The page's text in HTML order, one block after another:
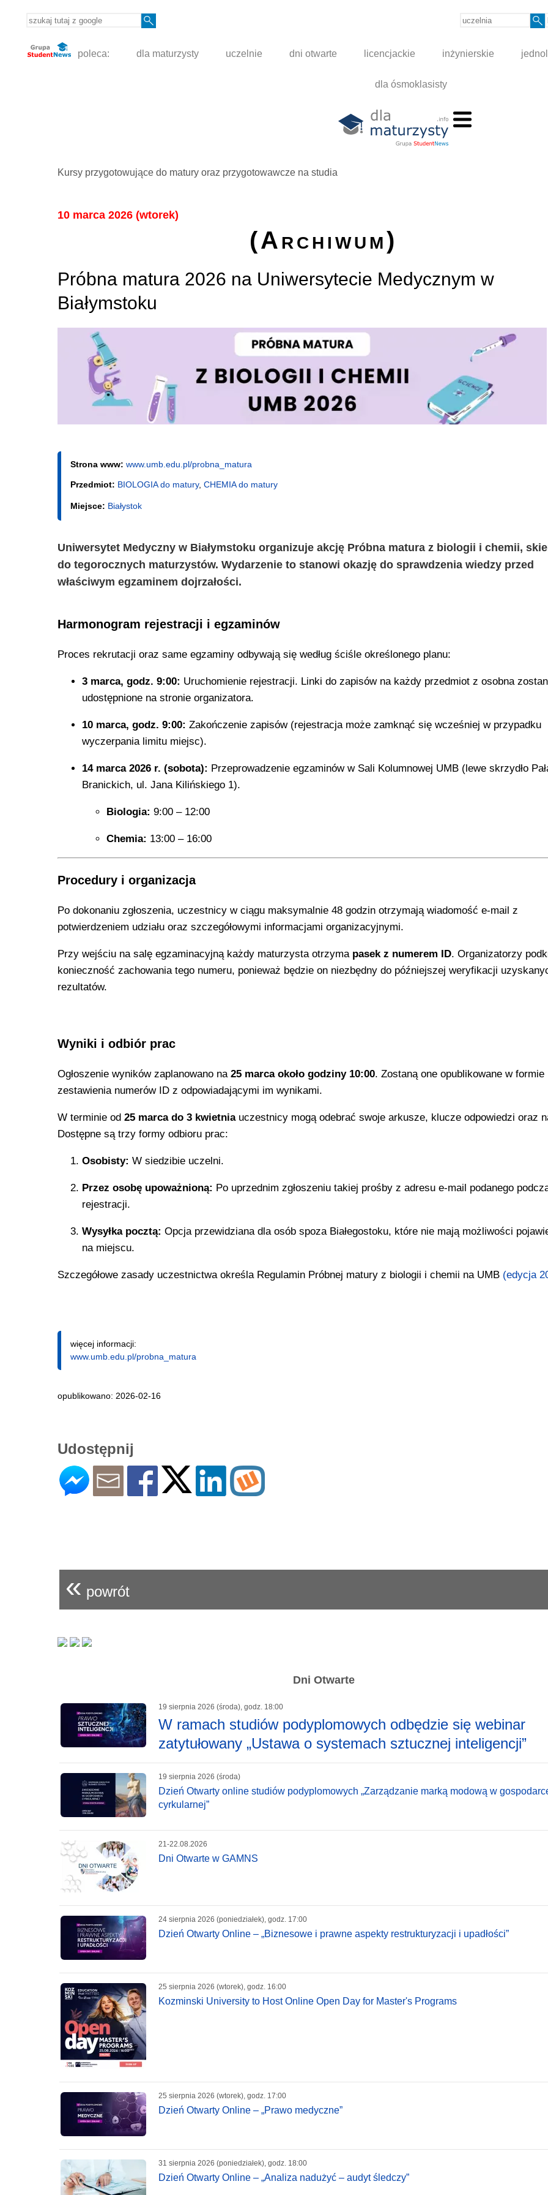
poleca: dla maturzysty uczelnie dni otwarte licencjackie inżynierskie
dla ósmoklasisty
Kursy przygotowujące do matury oraz przygotowawcze na studia
10 marca 2026 (wtorek)
(Archiwum)
Próbna matura 2026 na Uniwersytecie Medycznym w
Białymstoku
Strona www: www.umb.edu.pl/probna_matura
Przedmiot: BIOLOGIA do matury, CHEMIA do matury
Miejsce: Białystok
Uniwersytet Medyczny w Białymstoku organizuje akcję Próbna matura z biologii i chemii,
do tegorocznych maturzystów. Wydarzenie to stanowi okazję do sprawdzenia wiedzy przed
właściwym egzaminem dojrzałości.
Harmonogram rejestracji i egzaminów
Proces rekrutacji oraz same egzaminy odbywają się według ściśle określonego planu:
3 marca, godz. 9:00: Uruchomienie rejestracji. Linki do zapisów na każdy przedmiot z osobna
udostępnione na stronie organizatora.
10 marca, godz. 9:00: Zakończenie zapisów (rejestracja może zamknąć się wcześniej w przypadku
wyczerpania limitu miejsc).
14 marca 2026 r. (sobota): Przeprowadzenie egzaminów w Sali Kolumnowej UMB (lewe skrzydło
Branickich, ul. Jana Kilińskiego 1).
Biologia: 9:00 – 12:00
Chemia: 13:00 – 16:00
Procedury i organizacja
Po dokonaniu zgłoszenia, uczestnicy w ciągu maksymalnie 48 godzin otrzymają wiadomość e-mail z
potwierdzeniem udziału oraz szczegółowymi informacjami organizacyjnymi.
Przy wejściu na salę egzaminacyjną każdy maturzysta otrzyma pasek z numerem ID. Organizatorzy
konieczność zachowania tego numeru, ponieważ będzie on niezbędny do późniejszej weryfikacji
rezultatów.
Wyniki i odbiór prac
Ogłoszenie wyników zaplanowano na 25 marca około godziny 10:00. Zostaną one opublikowane w formie
zestawienia numerów ID z odpowiadającymi im wynikami.
W terminie od 25 marca do 3 kwietniauczestnicy mogą odebrać swoje arkusze, klucze odpowiedzi oraz
Dostępne są trzy formy odbioru prac:
Osobisty: W siedzibie uczelni.
Przez osobę upoważnioną: Po uprzednim zgłoszeniu takiej prośby z adresu e-mail podanego
rejestracji.
Wysyłka pocztą: Opcja przewidziana dla osób spoza Białegostoku, które nie mają możliwości
na miejscu.
Szczegółowe zasady uczestnictwa określa Regulamin Próbnej matury z biologii i chemii na UMB (edycja
więcej informacji:
www.umb.edu.pl/probna_matura
opublikowano: 2026-02-16
Udostępnij
« powrót
Dni Otwarte
19 sierpnia 2026 (środa), godz. 18:00
W ramach studiów podyplomowych odbędzie się webinar
zatytułowany „Ustawa o systemach sztucznej inteligencji”
19 sierpnia 2026 (środa)
Dzień Otwarty online studiów podyplomowych „Zarządzanie marką modową w
cyrkularnej”
21-22.08.2026
Dni Otwarte w GAMNS
24 sierpnia 2026 (poniedziałek), godz. 17:00
Dzień Otwarty Online – „Biznesowe i prawne aspekty restrukturyzacji i upadłości”
25 sierpnia 2026 (wtorek), godz. 16:00
Kozminski University to Host Online Open Day for Master's Programs
25 sierpnia 2026 (wtorek), godz. 17:00
Dzień Otwarty Online – „Prawo medyczne”
31 sierpnia 2026 (poniedziałek), godz. 18:00
Dzień Otwarty Online – „Analiza nadużyć – audyt śledczy”